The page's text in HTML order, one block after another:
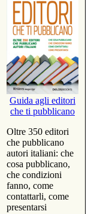
Guida agli editori
che ti pubblicano
Oltre 350 editori
che pubblicano
autori italiani: che
cosa pubblicano,
che condizioni
fanno, come
contattarli, come
presentarsi